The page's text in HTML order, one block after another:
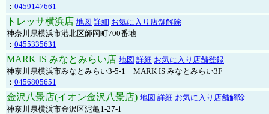
： 0459147661
トレッサ横浜店 地図 詳細 お気に入り店舗解除
神奈川県横浜市港北区師岡町700番地
： 0455335631
MARK IS みなとみらい店 地図 詳細 お気に入り店舗登録
神奈川県横浜市みなとみらい3-5-1 MARK IS みなとみらい3F
： 0456805651
金沢八景店(イオン金沢八景店) 地図 詳細 お気に入り店舗解除
神奈川県横浜市金沢区泥亀1-27-1